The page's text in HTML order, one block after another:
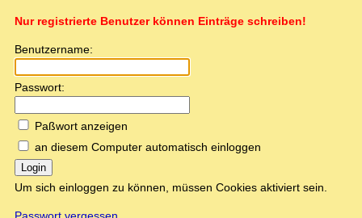
Nur registrierte Benutzer können Einträge schreiben!
Benutzername:
Passwort:
Paßwort anzeigen
an diesem Computer automatisch einloggen
Login
Um sich einloggen zu können, müssen Cookies aktiviert sein.